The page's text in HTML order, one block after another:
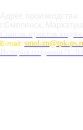
E-mail: smol-zn@tpk-